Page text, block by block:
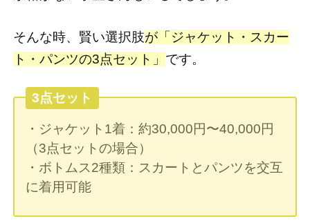
そんな時、賢い選択肢が「ジャケット・スカー
ト・パンツの3点セット」 です。
3点セット
・ジャケット1着：約30,000円〜40,000円
（3点セットの場合）
・ボトムス2種類：スカートとパンツを交互
に着用可能